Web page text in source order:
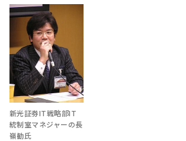
新光証券IT戦略部IT
統制室マネジャーの長
嶺勧氏